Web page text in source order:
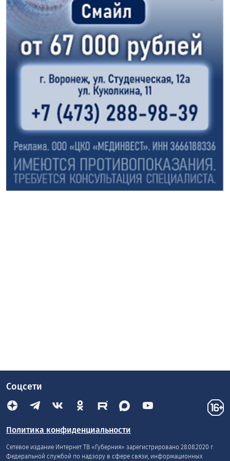
Соцсети
Политика конфиденциальности
Сетевое издание Интернет ТВ «Губерния» зарегистрировано 28.08.2020 г.
Федеральной службой по надзору в сфере связи, информационных